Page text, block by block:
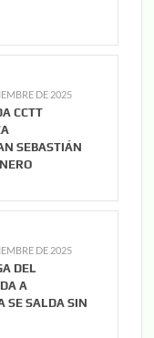
DE 2025
CCTT
SEBASTIÁN
DE 2025
DEL
A
SE SALDA SIN